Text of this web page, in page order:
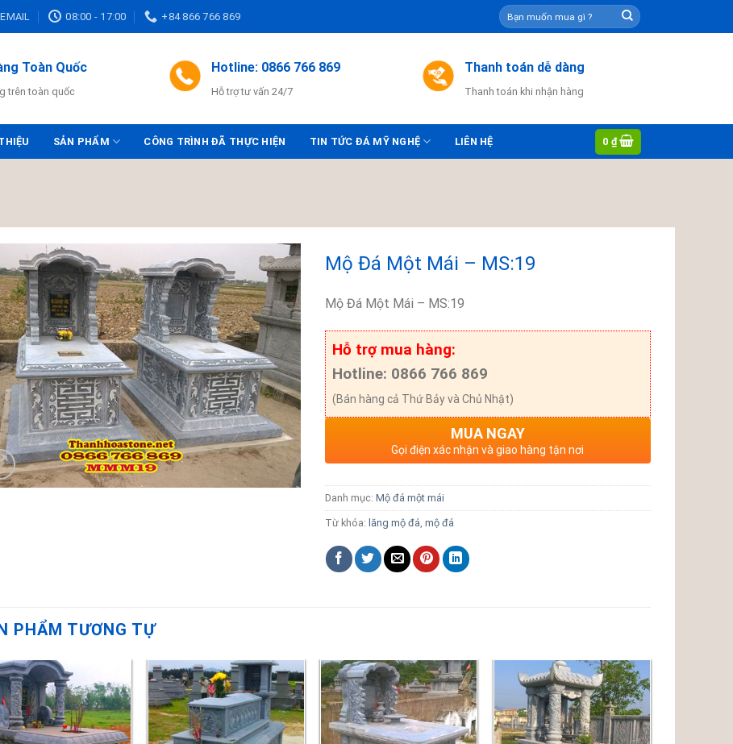
EMAIL 08:00 - 17:00 +84 866 766 869
Tìm
kiếm:
Toàn Quốc
trên toàn quốc
Hotline: 0866 766 869
Hỗ trợ tư vấn 24/7
Thanh toán dễ dàng
Thanh toán khi nhận hàng
SẢN PHẨM CÔNG TRÌNH ĐÃ THỰC HIỆN TIN TỨC ĐÁ MỸ NGHỆ LIÊN HỆ 0 ₫
Mộ Đá Một Mái – MS:19
Mộ Đá Một Mái – MS:19
Hỗ trợ mua hàng:
Hotline: 0866 766 869
(Bán hàng cả Thứ Bảy và Chủ Nhật)
MUA NGAY
Gọi điện xác nhận và giao hàng tận nơi
Danh mục: Mộ đá một mái
Từ khóa: lăng mộ đá mộ đá
PHẨM TƯƠNG TỰ